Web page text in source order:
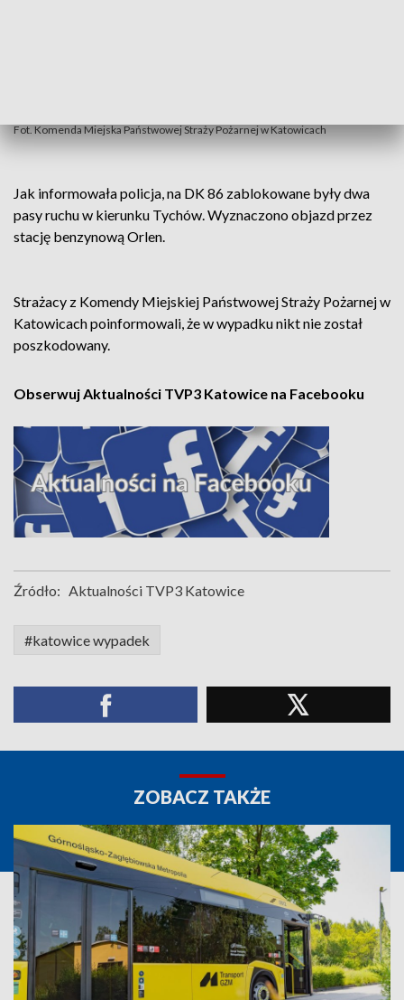
Fot. Komenda Miejska Państwowej Straży Pożarnej w Katowicach
Jak informowała policja, na DK 86 zablokowane były dwa
pasy ruchu w kierunku Tychów. Wyznaczono objazd przez
stację benzynową Orlen.
Strażacy z Komendy Miejskiej Państwowej Straży Pożarnej w
Katowicach poinformowali, że w wypadku nikt nie został
poszkodowany.
Obserwuj Aktualności TVP3 Katowice na Facebooku
Źródło: Aktualności TVP3 Katowice
#katowice wypadek
ZOBACZ TAKŻE